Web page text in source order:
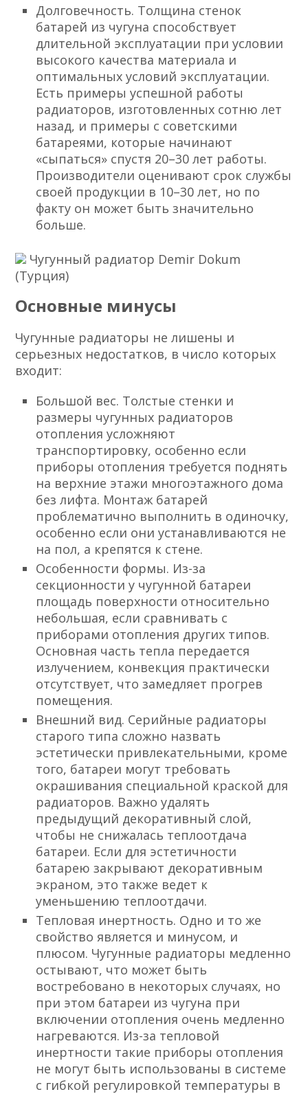
Долговечность. Толщина стенок
батарей из чугуна способствует
длительной эксплуатации при условии
высокого качества материала и
оптимальных условий эксплуатации.
Есть примеры успешной работы
радиаторов, изготовленных сотню лет
назад, и примеры с советскими
батареями, которые начинают
«сыпаться» спустя 20–30 лет работы.
Производители оценивают срок службы
своей продукции в 10–30 лет, но по
факту он может быть значительно
больше.
Чугунный радиатор Demir Dokum
(Турция)
Основные минусы
Чугунные радиаторы не лишены и
серьезных недостатков, в число которых
входит:
Большой вес. Толстые стенки и
размеры чугунных радиаторов
отопления усложняют
транспортировку, особенно если
приборы отопления требуется поднять
на верхние этажи многоэтажного дома
без лифта. Монтаж батарей
проблематично выполнить в одиночку,
особенно если они устанавливаются не
на пол, а крепятся к стене.
Особенности формы. Из-за
секционности у чугунной батареи
площадь поверхности относительно
небольшая, если сравнивать с
приборами отопления других типов.
Основная часть тепла передается
излучением, конвекция практически
отсутствует, что замедляет прогрев
помещения.
Внешний вид. Серийные радиаторы
старого типа сложно назвать
эстетически привлекательными, кроме
того, батареи могут требовать
окрашивания специальной краской для
радиаторов. Важно удалять
предыдущий декоративный слой,
чтобы не снижалась теплоотдача
батареи. Если для эстетичности
батарею закрывают декоративным
экраном, это также ведет к
уменьшению теплоотдачи.
Тепловая инертность. Одно и то же
свойство является и минусом, и
плюсом. Чугунные радиаторы медленно
остывают, что может быть
востребовано в некоторых случаях, но
при этом батареи из чугуна при
включении отопления очень медленно
нагреваются. Из-за тепловой
инертности такие приборы отопления
не могут быть использованы в системе
с гибкой регулировкой температуры в